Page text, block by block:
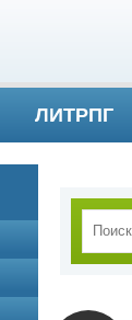
ЛИТРПГ